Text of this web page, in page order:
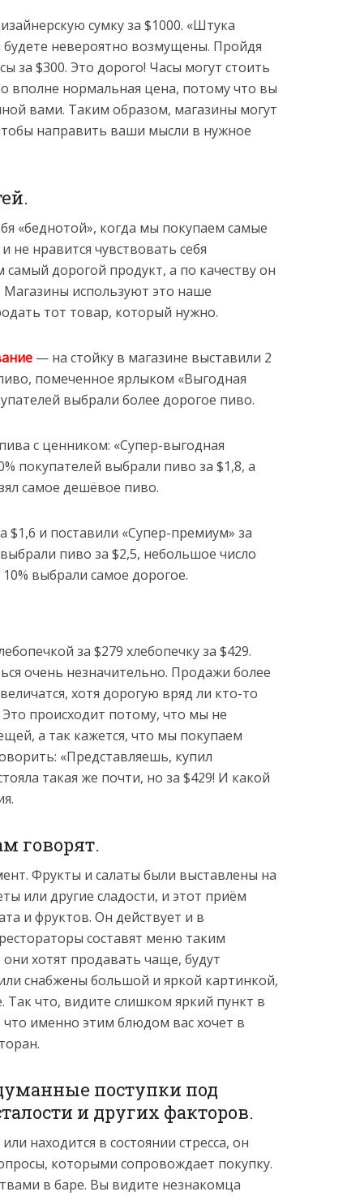
сумку за $1000. «Штука
невероятно возмущены. Пройдя
за $300. Это дорого! Часы могут стоить
вполне нормальная цена, потому что вы
вами. Таким образом, магазины могут
направить ваши мысли в нужное
«беднотой», когда мы покупаем самые
нравится чувствовать себя
дорогой продукт, а по качеству он
используют это наше
тот товар, который нужно.
— на стойку в магазине выставили 2
помеченное ярлыком «Выгодная
выбрали более дорогое пиво.
с ценником: «Супер-выгодная
покупателей выбрали пиво за $1,8, а
самое дешёвое пиво.
$1,6 и поставили «Супер-премиум» за
пиво за $2,5, небольшое число
выбрали самое дорогое.
за $279 хлебопечку за $429.
очень незначительно. Продажи более
хотя дорогую вряд ли кто-то
Это происходит потому, что мы не
а так кажется, что мы покупаем
«Представляешь, купил
такая же почти, но за $429! И какой
говорят.
Фрукты и салаты были выставлены на
или другие сладости, и этот приём
и фруктов. Он действует и в
составят меню таким
хотят продавать чаще, будут
снабжены большой и яркой картинкой,
что, видите слишком яркий пункт в
именно этим блюдом вас хочет в
поступки под
и других факторов.
находится в состоянии стресса, он
которыми сопровождает покупку.
в баре. Вы видите незнакомца